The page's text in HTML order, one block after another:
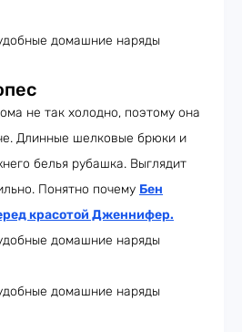
не так холодно, поэтому она
Длинные шелковые брюки и
белья рубашка. Выглядит
Понятно почему Бен
красотой Дженнифер.